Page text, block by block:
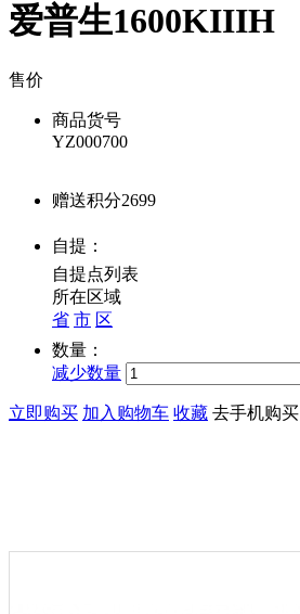
爱普生1600KIIIH
售价
商品货号
YZ000700
赠送积分2699
自提：
自提点列表
所在区域
省 市 区
数量：
减少数量
立即购买 加入购物车 收藏 去手机购买